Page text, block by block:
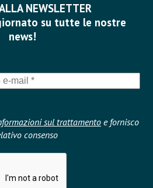
NEWSLETTER
su tutte le nostre
news!
sul trattamentoe fornisco
consenso